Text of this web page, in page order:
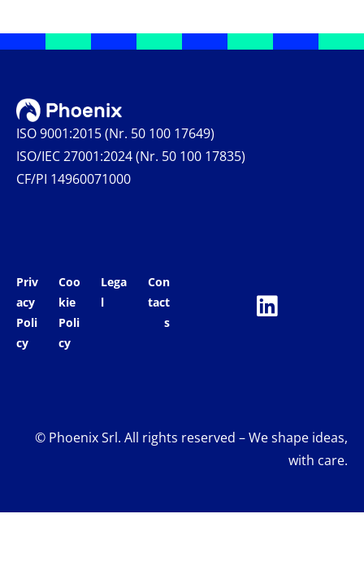
ISO 9001:2015 (Nr. 50 100 17649)
ISO/IEC 27001:2024 (Nr. 50 100 17835)
CF/PI 14960071000
Priv
acy
Poli
cy
Coo
kie
Poli
cy
Lega
l
Con
tact
s
© Phoenix Srl. All rights reserved – We shape ideas,
with care.